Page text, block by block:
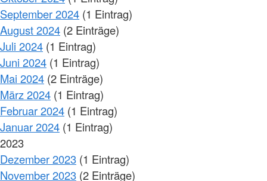
September 2024 (1 Eintrag)
August 2024 (2 Einträge)
Juli 2024 (1 Eintrag)
Juni 2024 (1 Eintrag)
Mai 2024 (2 Einträge)
März 2024 (1 Eintrag)
Februar 2024 (1 Eintrag)
Januar 2024 (1 Eintrag)
2023
Dezember 2023 (1 Eintrag)
November 2023 (2 Einträge)